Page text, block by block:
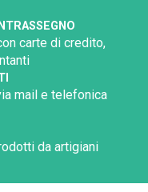
carte di credito,
mail e telefonica
da artigiani